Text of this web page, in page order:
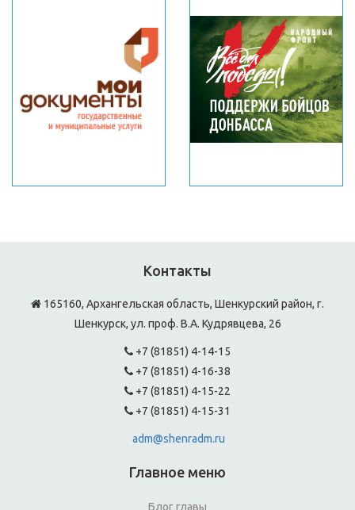
Контакты
165160, Архангельская область, Шенкурский район, г.
Шенкурск, ул. проф. В.А. Кудрявцева, 26
+7 (81851) 4-14-15
+7 (81851) 4-16-38
+7 (81851) 4-15-22
+7 (81851) 4-15-31
adm@shenradm.ru
Главное меню
Блог главы